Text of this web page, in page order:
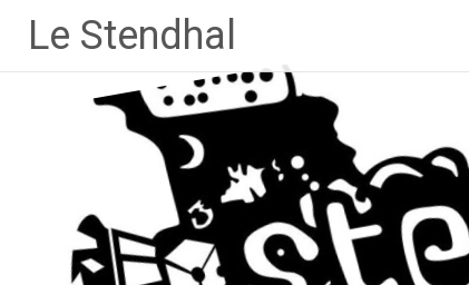
contenu
Le Stendhal